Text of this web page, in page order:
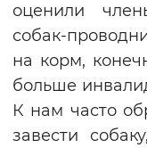
оценили
собак-
на корм,
больше
К нам часто
завести